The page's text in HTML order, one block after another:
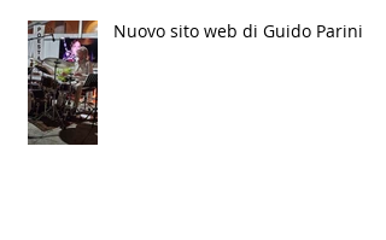
Nuovo sito web di Guido Parini